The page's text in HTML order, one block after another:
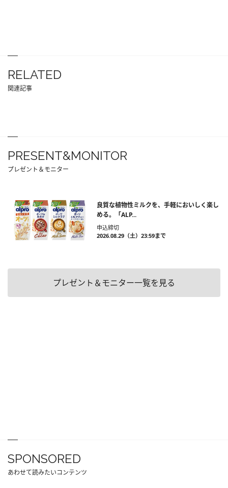
RELATED
関連記事
PRESENT&MONITOR
プレゼント＆モニター
良質な植物性ミルクを、手軽においしく楽し
める。「ALP...
申込締切
2026.08.29（土）23:59まで
プレゼント＆モニター一覧を見る
SPONSORED
あわせて読みたいコンテンツ